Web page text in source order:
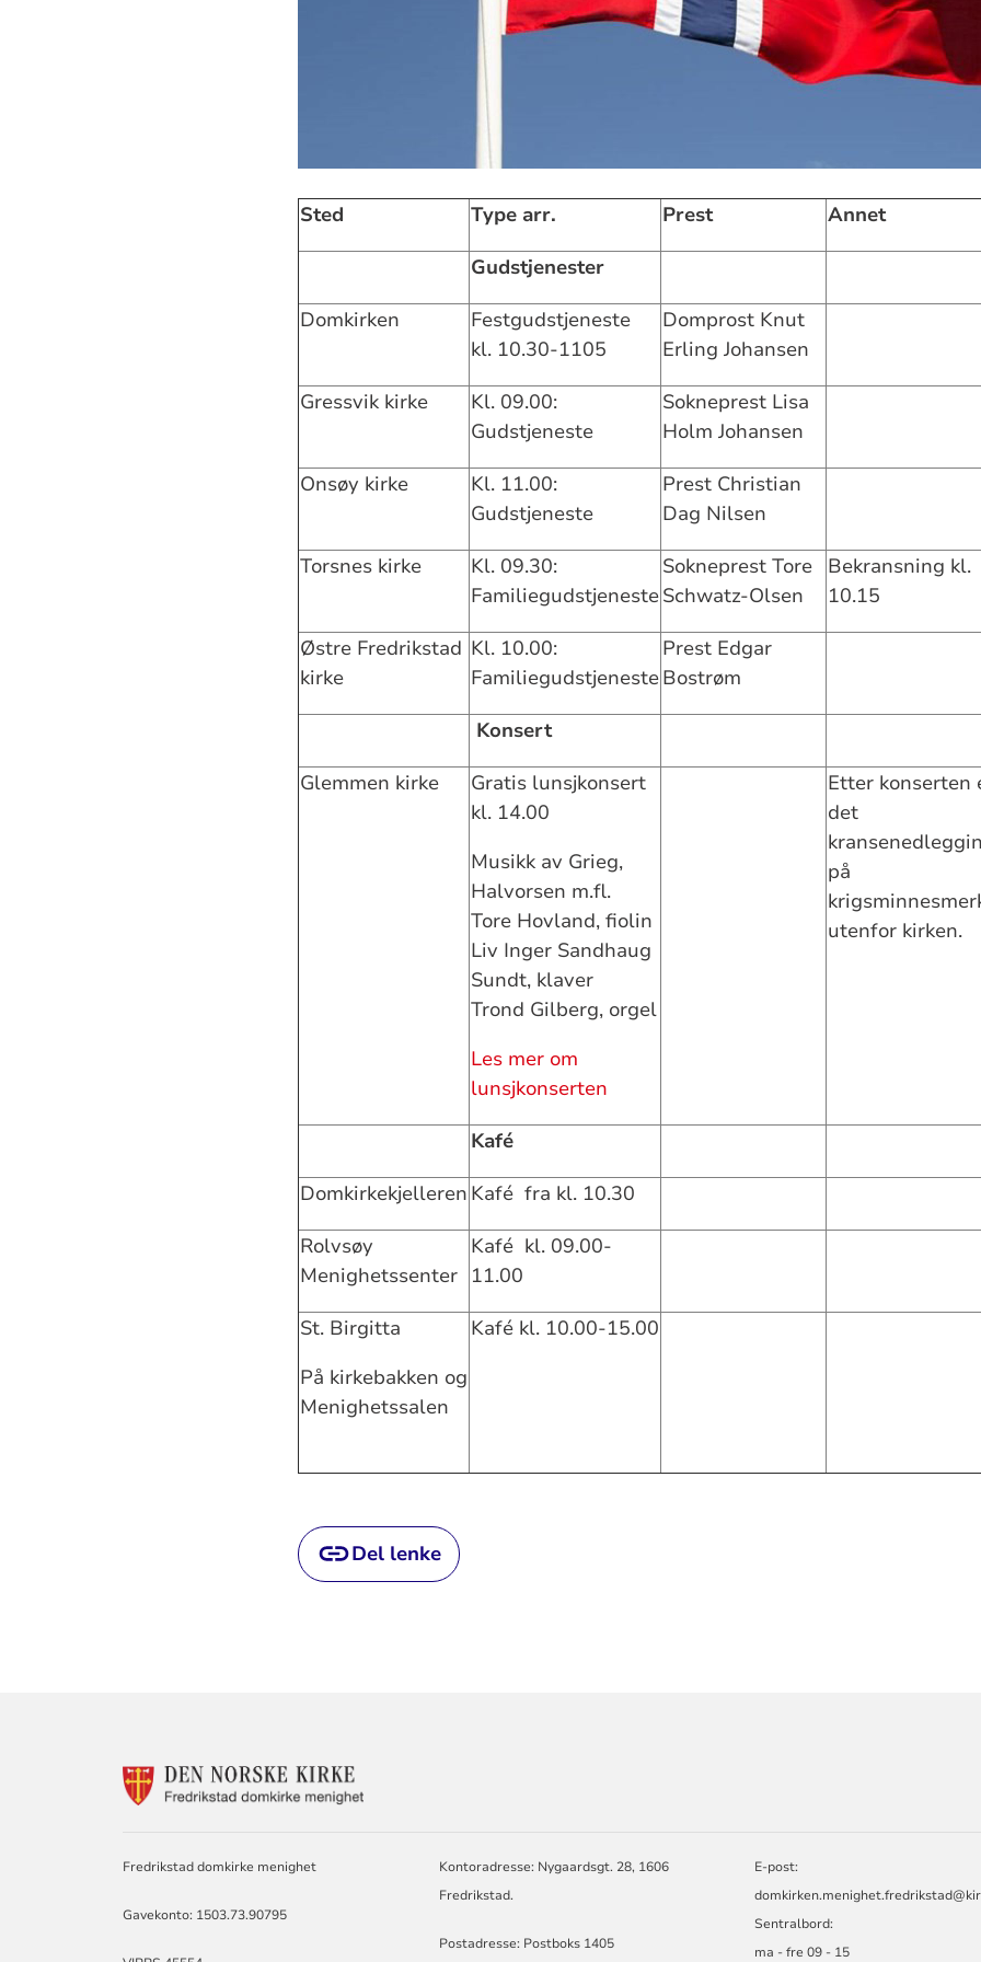
Sted Type arr. Prest
Annet
Gudstjenester
Domkirken
Festgudstjeneste
kl. 10.30-1105
Domprost Knut
Erling Johansen
Gressvik kirke
Kl. 09.00:
Gudstjeneste
Sokneprest Lisa
Holm Johansen
Onsøy kirke
Kl. 11.00:
Gudstjeneste
Prest Christian
Dag Nilsen
Torsnes kirke
Kl. 09.30:
Familiegudstjeneste
Sokneprest Tore
Schwatz-Olsen
Bekransning kl.
10.15
Østre Fredrikstad
kirke
Kl. 10.00:
Familiegudstjeneste
Prest Edgar
Bostrøm
Konsert
Glemmen kirke
Gratis lunsjkonsert
kl. 14.00
Musikk av Grieg,
Halvorsen m.fl.
Tore Hovland, fiolin
Liv Inger Sandhaug
Sundt, klaver
Trond Gilberg, orgel
Les mer om
lunsjkonserten
Etter konserten
det
på
utenfor kirken.
Kafé
Domkirkekjelleren Kafé fra kl. 10.30
Rolvsøy
Menighetssenter
Kafé kl. 09.00-
11.00
St. Birgitta
På kirkebakken og
Menighetssalen
Kafé kl. 10.00-15.00
Del lenke
FOR
Fredrikstad domkirke menighet
Gavekonto: 1503.73.90795
Kontoradresse: Nygaardsgt. 28, 1606
Fredrikstad.
Postadresse: Postboks 1405
E-post:
Sentralbord:
ma - fre 09 - 15